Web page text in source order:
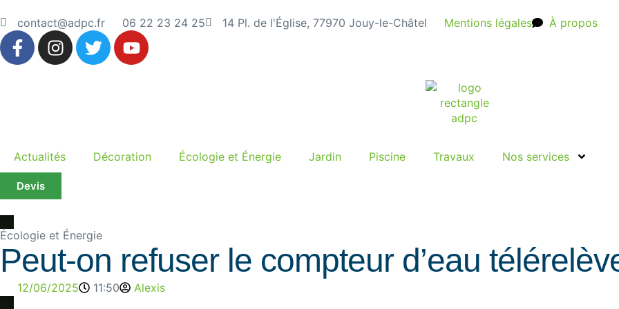
contact@adpc.fr 06 22 23 24 25 14 Pl. de l'Église, 77970 Jouy-le-Châtel Mentions légales À propos
Actualités Décoration Écologie et Énergie Jardin Piscine Travaux Nos services
Devis
Écologie et Énergie
Peut-on refuser le compteur d’eau
12/06/2025 11:50 Alexis